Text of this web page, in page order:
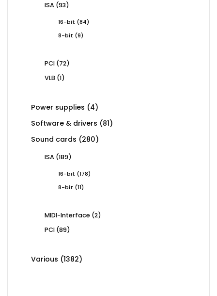
ISA 9393
16-bit 8484
8-bit
99
PCI 7272
VLB 11
Power supplies 44
products
Software & drivers 8181
Sound cards 280280
ISA 189189
16-bit 178178
8-bit
1111
MIDI-Interface 22
PCI 8989
Various 13821382